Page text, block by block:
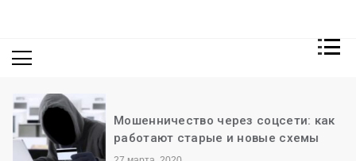
Мошенничество через соцсети: как
работают старые и новые схемы